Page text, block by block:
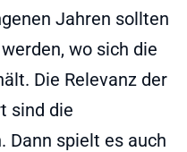
Jahren sollten
wo sich die
Die Relevanz der
sind die
Dann spielt es auch